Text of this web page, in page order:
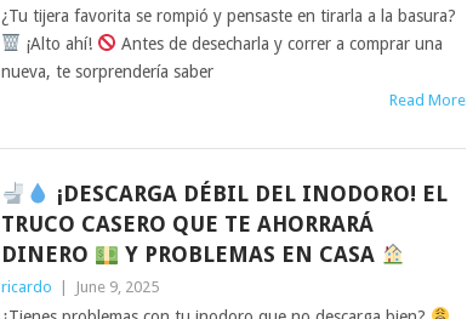
¿Tu tijera favorita se rompió y pensaste en tirarla a la basura?
¡Alto ahí!
Antes de desecharla y correr a comprar una
nueva, te sorprendería saber
Read More
¡DESCARGA DÉBIL DEL INODORO! EL
TRUCO CASERO QUE TE AHORRARÁ
DINERO
Y PROBLEMAS EN CASA
ricardo June 9, 2025